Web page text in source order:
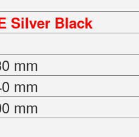
Silver Black
mm
mm
mm